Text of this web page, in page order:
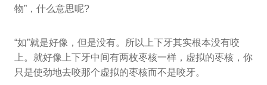
物”，什么意思呢?
“如”就是好像，但是没有。所以上下牙其实根本没有咬
上。就好像上下牙中间有两枚枣核一样，虚拟的枣核，你
只是使劲地去咬那个虚拟的枣核而不是咬牙。